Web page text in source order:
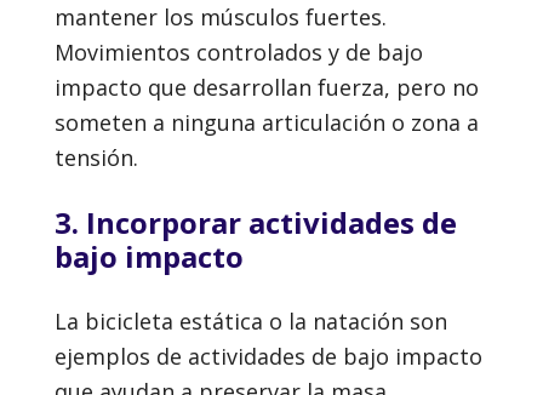
mantener los músculos fuertes.
Movimientos controlados y de bajo
impacto que desarrollan fuerza, pero no
someten a ninguna articulación o zona a
tensión.
3. Incorporar actividades de
bajo impacto
La bicicleta estática o la natación son
ejemplos de actividades de bajo impacto